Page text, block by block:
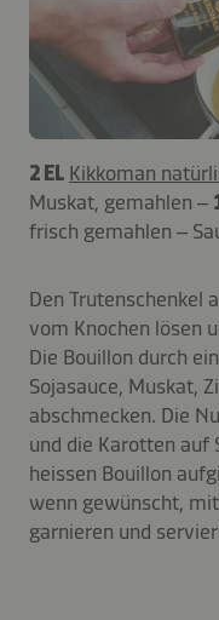
2 EL Kikkoman
Muskat, gemahlen –
frisch gemahlen –
Den Trutenschenkel
vom Knochen lösen
Die Bouillon durch
Sojasauce, Muskat,
abschmecken. Die
und die Karotten auf
heissen Bouillon
wenn gewünscht,
garnieren und